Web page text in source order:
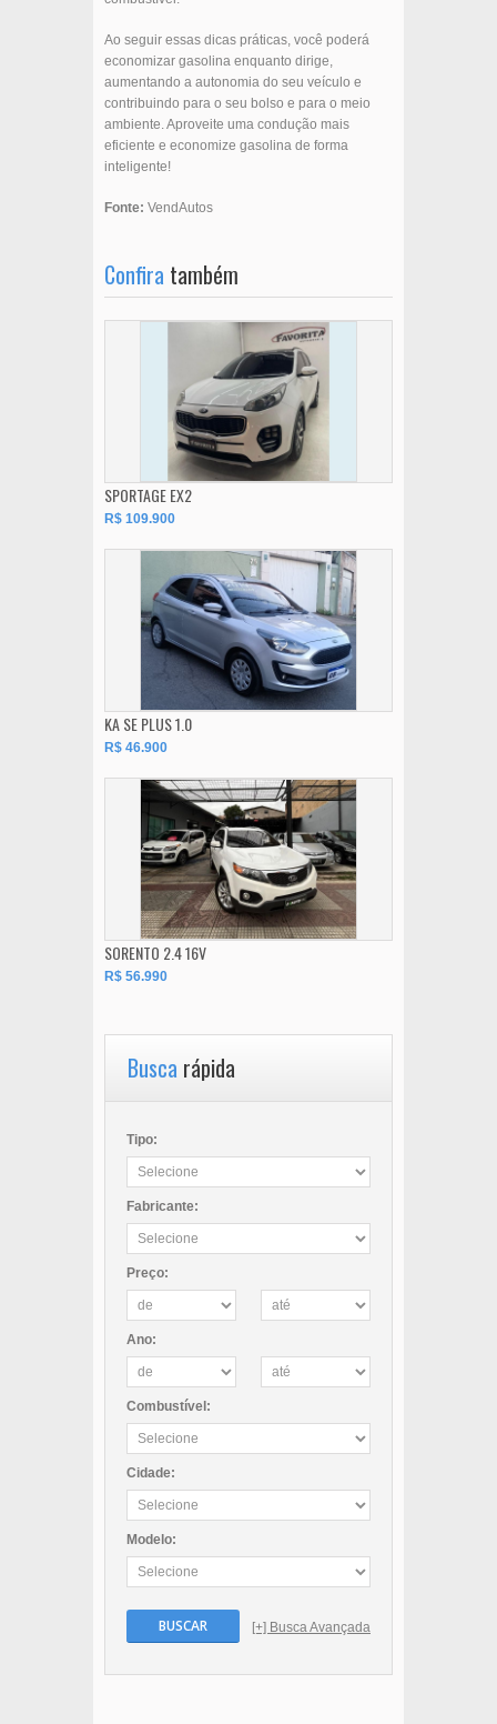
Ao seguir essas dicas práticas, você poderá
economizar gasolina enquanto dirige,
aumentando a autonomia do seu veículo e
contribuindo para o seu bolso e para o meio
ambiente. Aproveite uma condução mais
eficiente e economize gasolina de forma
inteligente!
Fonte: VendAutos
Confira também
SPORTAGE EX2
R$ 109.900
KA SE PLUS 1.0
R$ 46.900
SORENTO 2.4 16V
R$ 56.990
Busca rápida
Tipo:
Fabricante:
Preço:
Ano:
Combustível:
Cidade:
Modelo:
BUSCAR [+] Busca Avançada